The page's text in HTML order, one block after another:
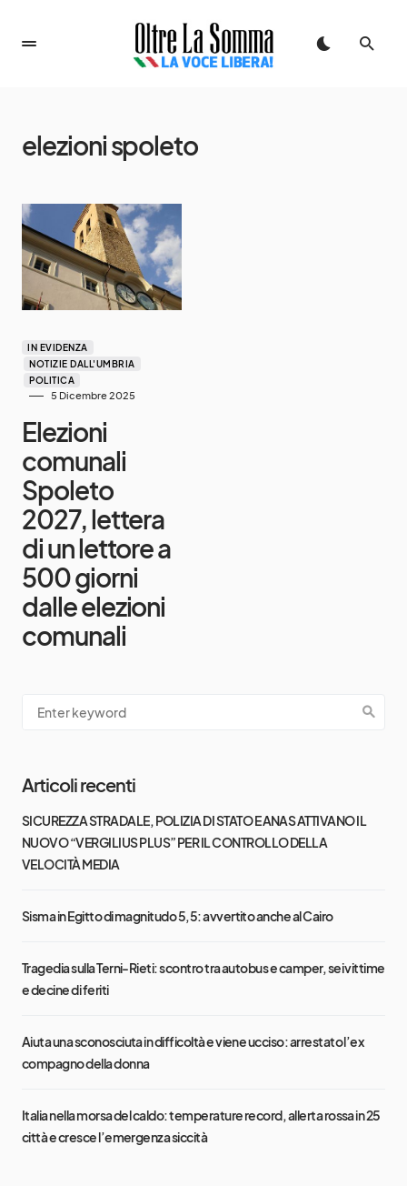
elezioni spoleto
IN EVIDENZA
NOTIZIE DALL'UMBRIA
POLITICA
5 Dicembre 2025
Elezioni
comunali
Spoleto
2027, lettera
di un lettore a
500 giorni
dalle elezioni
comunali
Articoli recenti
SICUREZZA STRADALE, POLIZIA DI STATO E ANAS ATTIVANO IL
NUOVO “VERGILIUS PLUS” PER IL CONTROLLO DELLA
VELOCITÀ MEDIA
Sisma in Egitto di magnitudo 5,5: avvertito anche al Cairo
Tragedia sulla Terni-Rieti: scontro tra autobus e camper, sei vittime
e decine di feriti
Aiuta una sconosciuta in difficoltà e viene ucciso: arrestato l’ex
compagno della donna
Italia nella morsa del caldo: temperature record, allerta rossa in 25
città e cresce l’emergenza siccità